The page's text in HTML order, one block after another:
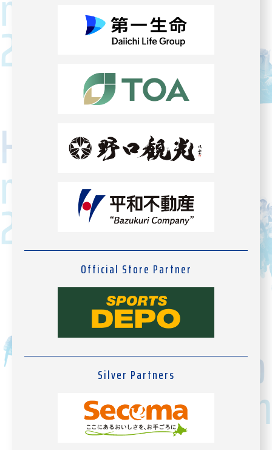
Official Store Partner
Silver Partners